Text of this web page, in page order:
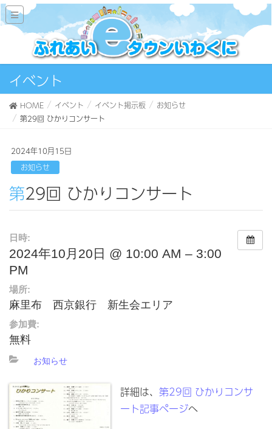
イベント
HOME イベント イベント掲示板
お知らせ
第29回 ひかりコンサート
2024年10月15日
お知らせ
第29回 ひかりコンサート
日時:
2024年10月20日 @ 10:00 AM – 3:00
PM
場所:
麻里布 西京銀行 新生会エリア
参加費:
無料
お知らせ
詳細は、第29回 ひかりコンサ
ート記事ページへ